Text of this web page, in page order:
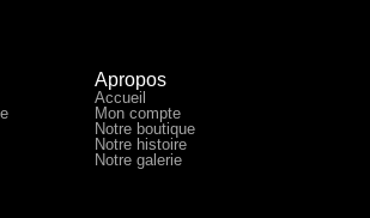
Apropos
Accueil
Mon compte
Notre boutique
Notre histoire
Notre galerie